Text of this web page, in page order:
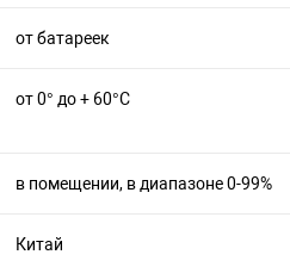
от батареек
от 0° до + 60°С
в помещении, в диапазоне 0-99%
Китай